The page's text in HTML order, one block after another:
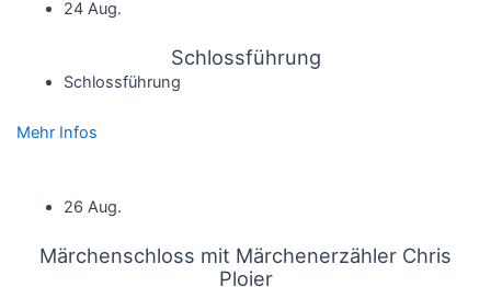
24 Aug.
Schlossführung
Schlossführung
Mehr Infos
26 Aug.
Märchenschloss mit Märchenerzähler Chris
Ploier